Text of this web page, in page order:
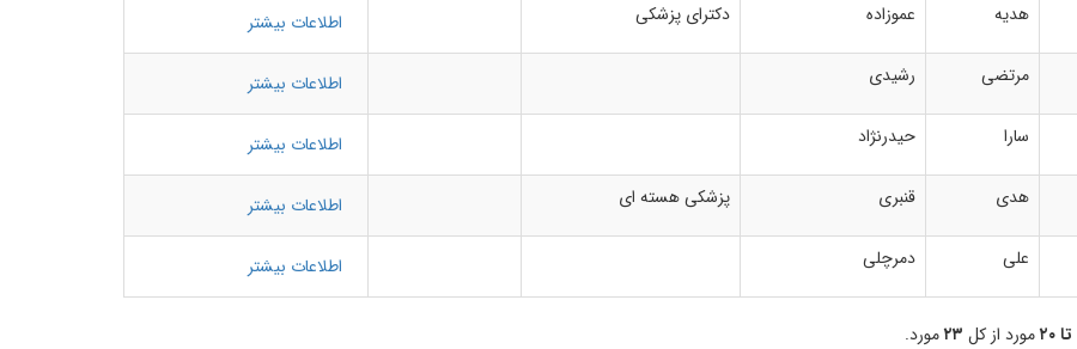
هدیه عموزاده دکترای پزشکی
اطلاعات بیشتر
مرتضی رشیدی
اطلاعات بیشتر
سارا حیدرنژاد
اطلاعات بیشتر
هدی قنبری پزشکی هسته ای
اطلاعات بیشتر
علی دمرچلی اطلاعات بیشتر
مورد از کل ۲۳مورد.